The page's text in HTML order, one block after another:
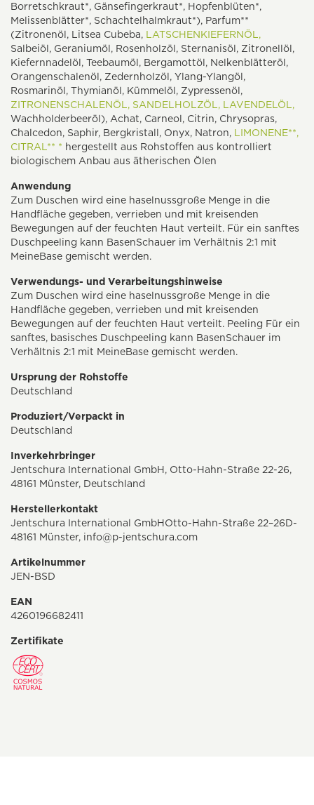
Borretschkraut*, Gänsefingerkraut*, Hopfenblüten*,
Melissenblätter*, Schachtelhalmkraut*), Parfum**
(Zitronenöl, Litsea Cubeba, LATSCHENKIEFERNÖL,
Salbeiöl, Geraniumöl, Rosenholzöl, Sternanisöl, Zitronellöl,
Kiefernnadelöl, Teebaumöl, Bergamottöl, Nelkenblätteröl,
Orangenschalenöl, Zedernholzöl, Ylang-Ylangöl,
Rosmarinöl, Thymianöl, Kümmelöl, Zypressenöl,
ZITRONENSCHALENÖL, SANDELHOLZÖL, LAVENDELÖL,
Wachholderbeeröl), Achat, Carneol, Citrin, Chrysopras,
Chalcedon, Saphir, Bergkristall, Onyx, Natron, LIMONENE**,
CITRAL** * hergestellt aus Rohstoffen aus kontrolliert
biologischem Anbau aus ätherischen Ölen
Anwendung
Zum Duschen wird eine haselnussgroße Menge in die
Handfläche gegeben, verrieben und mit kreisenden
Bewegungen auf der feuchten Haut verteilt. Für ein sanftes
Duschpeeling kann BasenSchauer im Verhältnis 2:1 mit
MeineBase gemischt werden.
Verwendungs- und Verarbeitungshinweise
Zum Duschen wird eine haselnussgroße Menge in die
Handfläche gegeben, verrieben und mit kreisenden
Bewegungen auf der feuchten Haut verteilt. Peeling Für ein
sanftes, basisches Duschpeeling kann BasenSchauer im
Verhältnis 2:1 mit MeineBase gemischt werden.
Ursprung der Rohstoffe
Deutschland
Produziert/Verpackt in
Deutschland
Inverkehrbringer
Jentschura International GmbH, Otto-Hahn-Straße 22-26,
48161 Münster, Deutschland
Herstellerkontakt
Jentschura International GmbHOtto-Hahn-Straße 22–26D-
48161 Münster, info@p-jentschura.com
Artikelnummer
JEN-BSD
EAN
4260196682411
Zertifikate